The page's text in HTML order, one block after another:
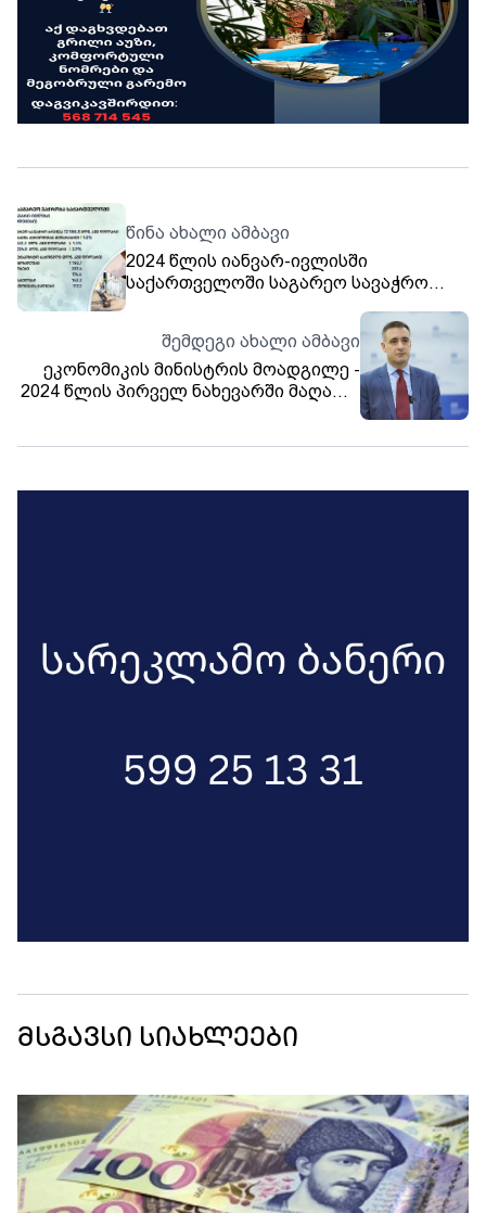
წინა ახალი ამბავი
2024 წლის იანვარ-ივლისში
საქართველოში საგარეო სავაჭრო
შეადგინა, რაც წინა წლის შესაბამის
პერიოდთან შედარებით 1.6
პროცენტით მეტია
შემდეგი ახალი ამბავი
ეკონომიკის მინისტრის მოადგილე -
2024 წლის პირველ ნახევარში მაღალი
მსგავსი სიახლეები